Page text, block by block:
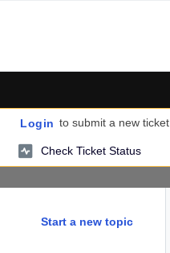
Login to submit a new ticket
Check Ticket Status
Start a new topic